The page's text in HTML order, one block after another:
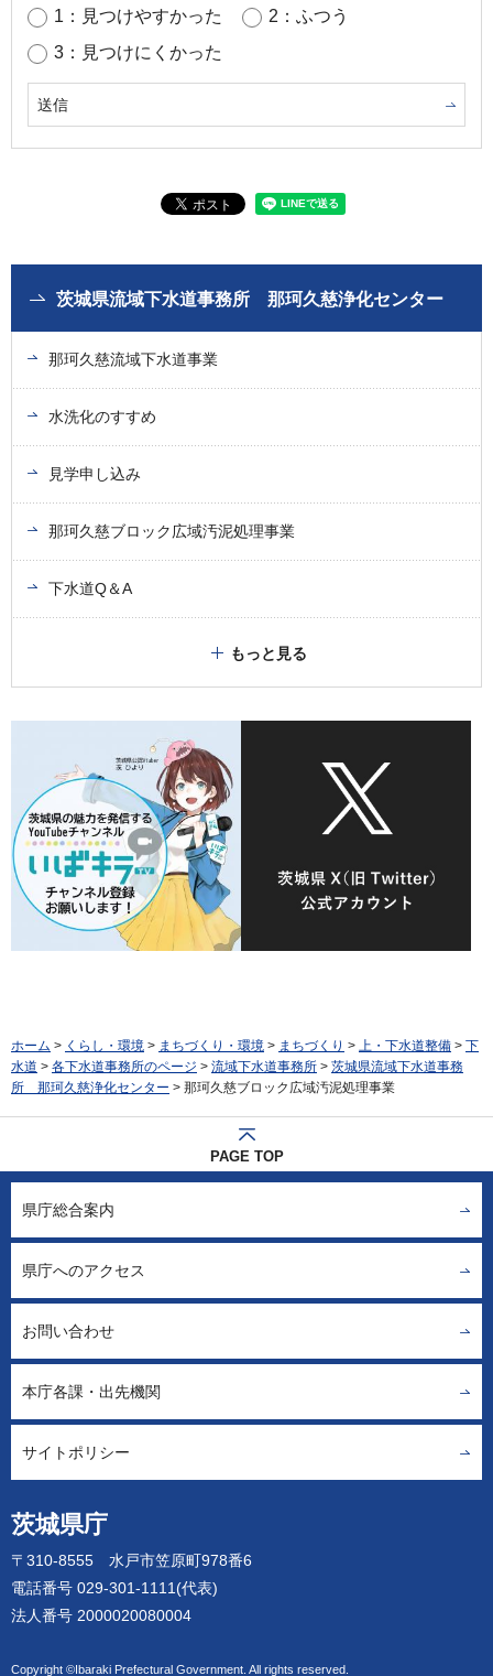
1：見つけやすかった
2：ふつう
3：見つけにくかった
茨城県流域下水道事務所 那珂久慈浄化センター
那珂久慈流域下水道事業
水洗化のすすめ
見学申し込み
那珂久慈ブロック広域汚泥処理事業
下水道Q＆A
もっと見る
ホーム > くらし・環境 > まちづくり・環境 > まちづくり > 上・下水道整備 > 下
水道 > 各下水道事務所のページ > 流域下水道事務所 > 茨城県流域下水道事務
所 那珂久慈浄化センター > 那珂久慈ブロック広域汚泥処理事業
PAGE TOP
茨城県庁
〒310-8555 水戸市笠原町978番6
電話番号 029-301-1111(代表)
法人番号 2000020080004
Copyright ©Ibaraki Prefectural Government. All rights reserved.
県庁総合案内
県庁へのアクセス
お問い合わせ
本庁各課・出先機関
サイトポリシー